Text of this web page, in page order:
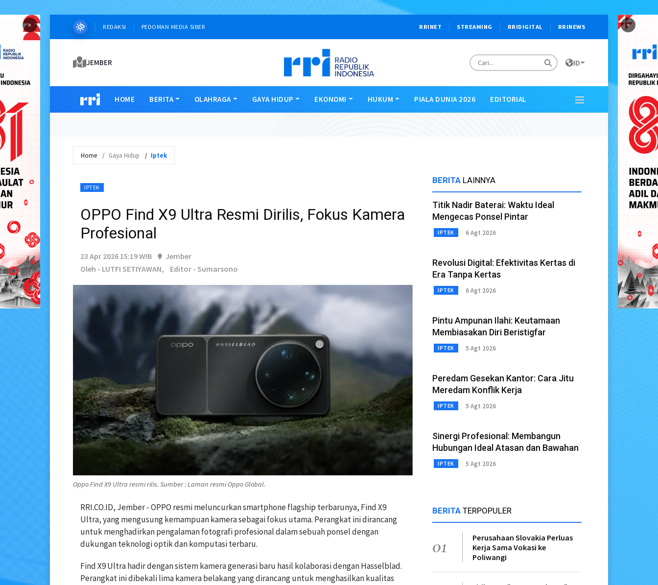
× ×
REDAKSI PEDOMAN MEDIA SIBER RRINET STREAMING RRIDIGITAL RRINEWS
JEMBER ID
HOME BERITA OLAHRAGA GAYA HIDUP EKONOMI HUKUM PIALA DUNIA 2026 EDITORIAL
Home Gaya Hidup Iptek
IPTEK
OPPO Find X9 Ultra Resmi Dirilis, Fokus Kamera
Profesional
23 Apr 2026 15:19 WIB
Jember
Oleh - LUTFI SETIYAWAN,
Editor - Sumarsono
Oppo Find X9 Ultra resmi rilis. Sumber : Laman resmi Oppo Global.
RRI.CO.ID, Jember - OPPO resmi meluncurkan smartphone flagship terbarunya, Find X9
Ultra, yang mengusung kemampuan kamera sebagai fokus utama. Perangkat ini dirancang
untuk menghadirkan pengalaman fotografi profesional dalam sebuah ponsel dengan
dukungan teknologi optik dan komputasi terbaru.
Find X9 Ultra hadir dengan sistem kamera generasi baru hasil kolaborasi dengan Hasselblad.
Perangkat ini dibekali lima kamera belakang yang dirancang untuk menghasilkan kualitas
BERITA LAINNYA
Titik Nadir Baterai: Waktu Ideal
Mengecas Ponsel Pintar
IPTEK 6 Agt 2026
Revolusi Digital: Efektivitas Kertas di
Era Tanpa Kertas
IPTEK 6 Agt 2026
Pintu Ampunan Ilahi: Keutamaan
Membiasakan Diri Beristigfar
IPTEK 5 Agt 2026
Peredam Gesekan Kantor: Cara Jitu
Meredam Konflik Kerja
IPTEK 5 Agt 2026
Sinergi Profesional: Membangun
Hubungan Ideal Atasan dan Bawahan
IPTEK 5 Agt 2026
BERITA TERPOPULER
01
Perusahaan Slovakia Perluas
Kerja Sama Vokasi ke
Poliwangi